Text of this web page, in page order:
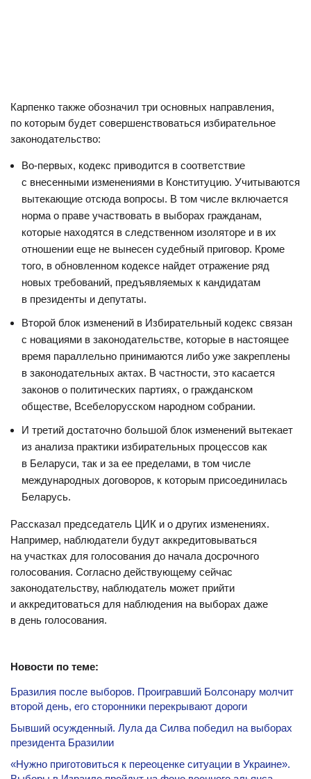
Карпенко также обозначил три основных направления,
по которым будет совершенствоваться избирательное
законодательство:
Во-первых, кодекс приводится в соответствие
с внесенными изменениями в Конституцию. Учитываются
вытекающие отсюда вопросы. В том числе включается
норма о праве участвовать в выборах гражданам,
которые находятся в следственном изоляторе и в их
отношении еще не вынесен судебный приговор. Кроме
того, в обновленном кодексе найдет отражение ряд
новых требований, предъявляемых к кандидатам
в президенты и депутаты.
Второй блок изменений в Избирательный кодекс связан
с новациями в законодательстве, которые в настоящее
время параллельно принимаются либо уже закреплены
в законодательных актах. В частности, это касается
законов о политических партиях, о гражданском
обществе, Всебелорусском народном собрании.
И третий достаточно большой блок изменений вытекает
из анализа практики избирательных процессов как
в Беларуси, так и за ее пределами, в том числе
международных договоров, к которым присоединилась
Беларусь.
Рассказал председатель ЦИК и о других изменениях.
Например, наблюдатели будут аккредитовываться
на участках для голосования до начала досрочного
голосования. Согласно действующему сейчас
законодательству, наблюдатель может прийти
и аккредитоваться для наблюдения на выборах даже
в день голосования.
Новости по теме:
Бразилия после выборов. Проигравший Болсонару молчит
второй день, его сторонники перекрывают дороги
Бывший осужденный. Лула да Силва победил на выборах
президента Бразилии
«Нужно приготовиться к переоценке ситуации в Украине».